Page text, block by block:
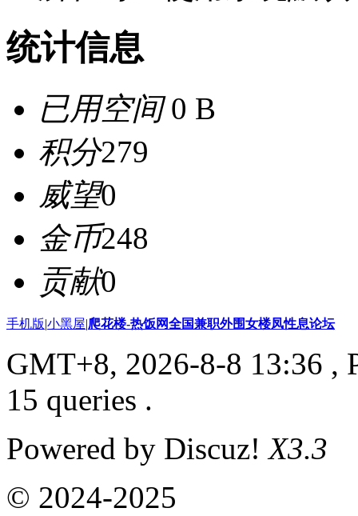
统计信息
已用空间0 B
积分279
威望0
金币248
贡献0
手机版|小黑屋|爬花楼-热饭网全国兼职外围女楼凤性息论坛
GMT+8, 2026-8-8 13:36 ,
15 queries .
Powered by Discuz!X3.3
© 2024-2025